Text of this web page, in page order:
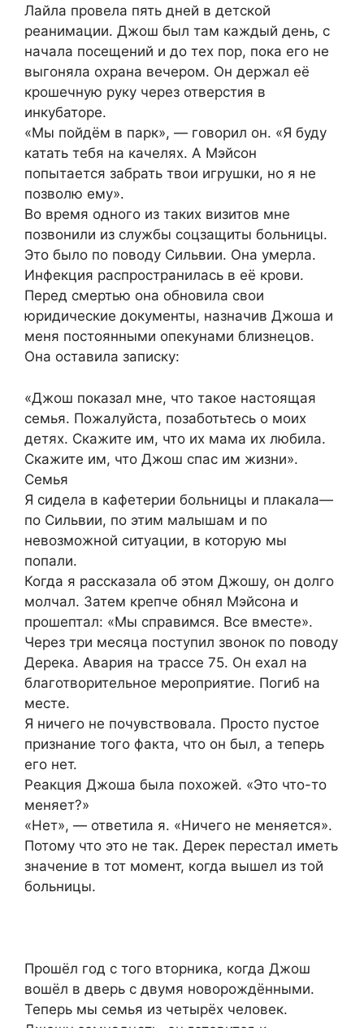
Лайла провела пять дней в детской
реанимации. Джош был там каждый день, с
начала посещений и до тех пор, пока его не
выгоняла охрана вечером. Он держал её
крошечную руку через отверстия в
инкубаторе.
«Мы пойдём в парк», — говорил он. «Я буду
катать тебя на качелях. А Мэйсон
попытается забрать твои игрушки, но я не
позволю ему».
Во время одного из таких визитов мне
позвонили из службы соцзащиты больницы.
Это было по поводу Сильвии. Она умерла.
Инфекция распространилась в её крови.
Перед смертью она обновила свои
юридические документы, назначив Джоша и
меня постоянными опекунами близнецов.
Она оставила записку:
«Джош показал мне, что такое настоящая
семья. Пожалуйста, позаботьтесь о моих
детях. Скажите им, что их мама их любила.
Скажите им, что Джош спас им жизни».
Семья
Я сидела в кафетерии больницы и плакала—
по Сильвии, по этим малышам и по
невозможной ситуации, в которую мы
попали.
Когда я рассказала об этом Джошу, он долго
молчал. Затем крепче обнял Мэйсона и
прошептал: «Мы справимся. Все вместе».
Через три месяца поступил звонок по поводу
Дерека. Авария на трассе 75. Он ехал на
благотворительное мероприятие. Погиб на
месте.
Я ничего не почувствовала. Просто пустое
признание того факта, что он был, а теперь
его нет.
Реакция Джоша была похожей. «Это что-то
меняет?»
«Нет», — ответила я. «Ничего не меняется».
Потому что это не так. Дерек перестал иметь
значение в тот момент, когда вышел из той
больницы.
Прошёл год с того вторника, когда Джош
вошёл в дверь с двумя новорождёнными.
Теперь мы семья из четырёх человек.